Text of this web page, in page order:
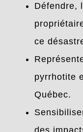
Défendre,
ce
pyrrhotite
Québec.
des